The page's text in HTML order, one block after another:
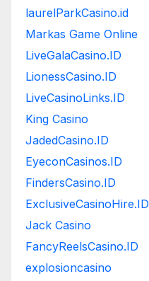
laurelParkCasino.id
Markas Game Online
LiveGalaCasino.ID
LionessCasino.ID
LiveCasinoLinks.ID
King Casino
JadedCasino.ID
EyeconCasinos.ID
FindersCasino.ID
ExclusiveCasinoHire.ID
Jack Casino
FancyReelsCasino.ID
explosioncasino